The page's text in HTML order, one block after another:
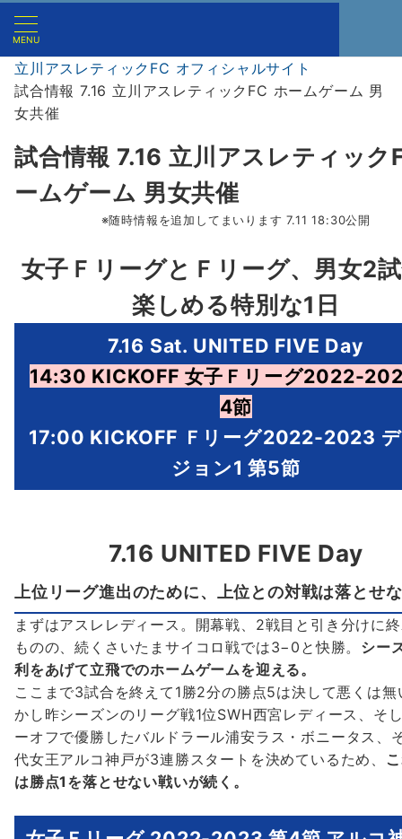
MENU
立川アスレティックFC オフィシャルサイト
試合情報 7.16 立川アスレティックFC ホームゲーム 男
女共催
試合情報 7.16 立川アスレティック
ームゲーム 男女共催
※随時情報を追加してまいります 7.11 18:30公開
女子ＦリーグとＦリーグ、男女2
楽しめる特別な1日
7.16 Sat. UNITED FIVE Day
14:30 KICKOFF 女子Ｆリーグ2022-
4節
17:00 KICKOFF Ｆリーグ2022-2023
ジョン1 第5節
7.16 UNITED FIVE Day
上位リーグ進出のために、上位との対戦は落とせ
まずはアスレレディース。開幕戦、2戦目と引き分けに
ものの、続くさいたまサイコロ戦では3−0と快勝。 シー
利をあげて立飛でのホームゲームを迎える。
ここまで3試合を終えて1勝2分の勝点5は決して悪くは無
かし昨シーズンのリーグ戦1位SWH西宮レディース、そ
ーオフで優勝したバルドラール浦安ラス・ボニータス、
代女王アルコ神戸が3連勝スタートを決めているため、
は勝点1を落とせない戦いが続く。